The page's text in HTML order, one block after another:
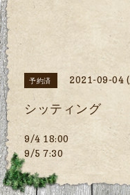
予約済 2021-09-04
シッティング
9/4 18:00
9/5 7:30